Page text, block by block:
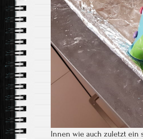
Innen wie auch zuletzt ein